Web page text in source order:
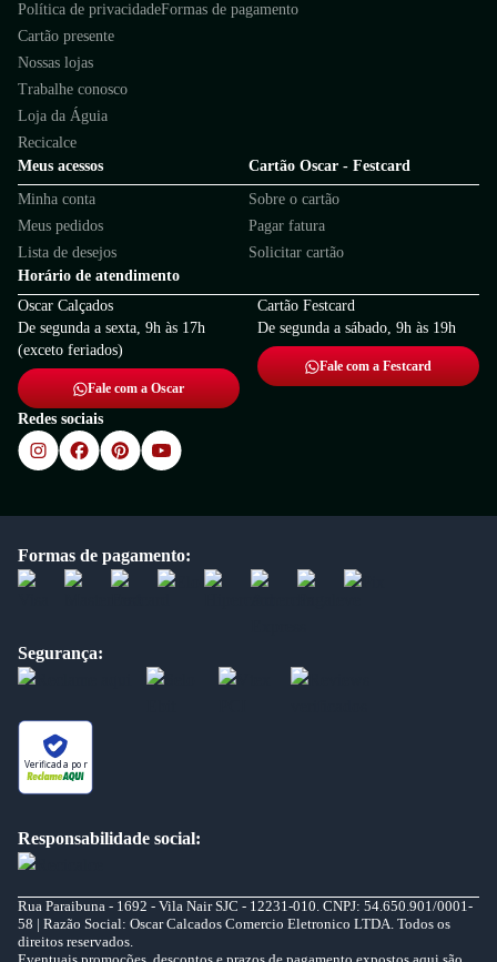
Política de privacidade
Cartão presente
Nossas lojas
Trabalhe conosco
Loja da Águia
Recicalce
Formas de pagamento
Meus acessos
Minha conta
Meus pedidos
Lista de desejos
Cartão Oscar - Festcard
Sobre o cartão
Pagar fatura
Solicitar cartão
Horário de atendimento
Oscar Calçados
De segunda a sexta, 9h às 17h
(exceto feriados)
Fale com a Oscar
Cartão Festcard
De segunda a sábado, 9h às 19h
Fale com a Festcard
Redes sociais
Formas de pagamento:
Segurança:
Verificada por
Responsabilidade social:
Rua Paraibuna - 1692 - Vila Nair SJC - 12231-010. CNPJ: 54.650.901/0001-
58 | Razão Social: Oscar Calcados Comercio Eletronico LTDA. Todos os
direitos reservados.